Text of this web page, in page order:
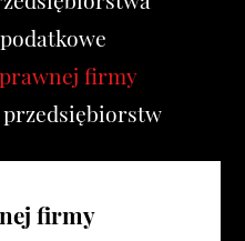
firmy
firmy